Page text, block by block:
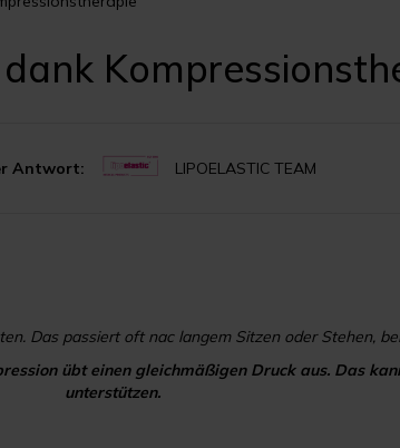
Antwort: LIPOELASTIC TEAM
Das passiert oft nac langem Sitzen oder Stehen,
übt einen gleichmäßigen Druck aus. Das
unterstützen.